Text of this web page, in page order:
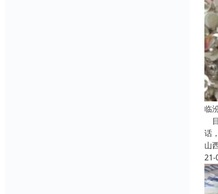
临
话
山
21-